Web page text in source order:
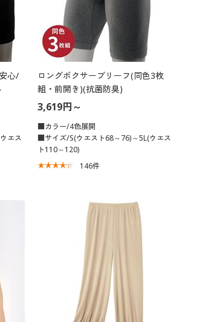
心/
エス
ロングボクサーブリーフ(同色3枚
組・前開き)(抗菌防臭)
3,619円～
■カラー/4色展開
■サイズ/S(ウエスト68～76)～5L(ウエス
ト110～120)
146件